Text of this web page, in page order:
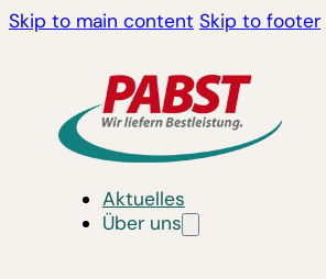
Skip to main content Skip to footer
Aktuelles
Über uns